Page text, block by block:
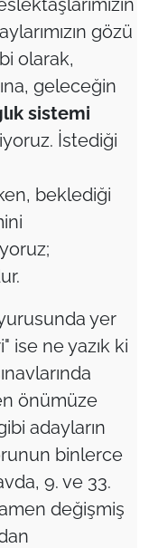
gözü
olarak,
geleceğin
sistemi
İstediği
beklediği
yer
ise ne yazık ki
önümüze
adayların
binlerce
9. ve 33.
değişmiş